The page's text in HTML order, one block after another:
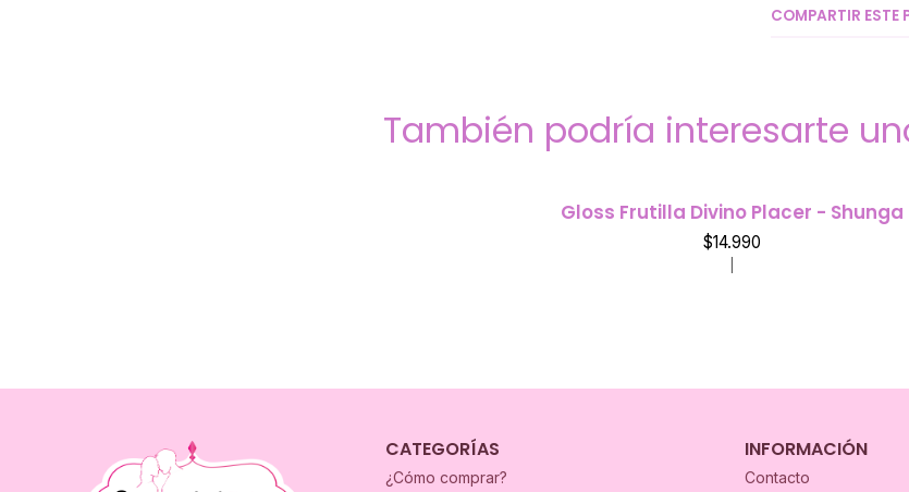
COMPARTIR ESTE
También podría interesarte
Gloss Frutilla Divino Placer - Shunga
$14.990
CATEGORÍAS
¿Cómo comprar?
INFORMACIÓN
Contacto